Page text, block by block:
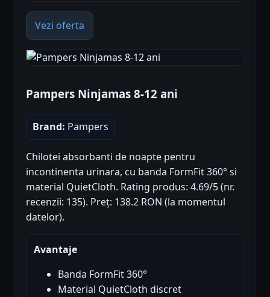
Vezi oferta
Pampers Ninjamas 8-12 ani
Brand: Pampers
Chilotei absorbanti de noapte pentru
incontinenta urinara, cu banda FormFit 360° si
material QuietCloth. Rating produs: 4.69/5 (nr.
recenzii: 135). Preț: 138.2 RON (la momentul
datelor).
Avantaje
Banda FormFit 360°
Material QuietCloth discret